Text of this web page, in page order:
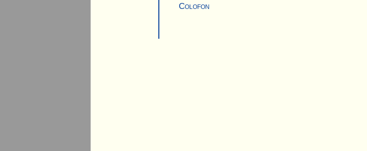
Colofon